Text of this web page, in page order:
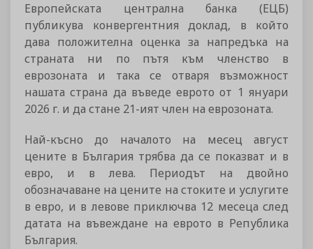
Европейската централна банка (ЕЦБ)
публикува конвергентния доклад, в който
дава положителна оценка за напредъка на
страната ни по пътя към членство в
еврозоната и така се отваря възможност
нашата страна да въведе еврото от 1 януари
2026 г. и да стане 21-ият член на еврозоната.
Най-късно до началото на месец август
цените в България трябва да се показват и в
евро, и в лева. Периодът на двойно
обозначаване на цените на стоките и услугите
в евро, и в левове приключва 12 месеца след
датата на въвеждане на еврото в Република
България.